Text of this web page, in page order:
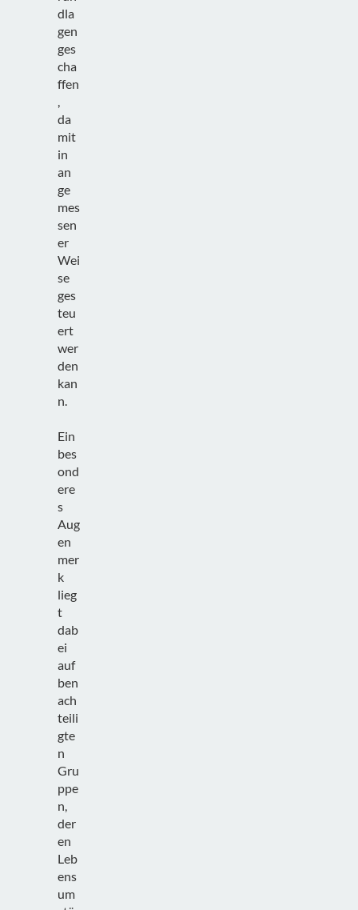
dla
gen
ges
cha
ffen
,
da
mit
in
an
ge
mes
sen
er
Wei
se
ges
teu
ert
wer
den
kan
n.
Ein
bes
ond
ere
s
Aug
en
mer
k
lieg
t
dab
ei
auf
ben
ach
teili
gte
n
Gru
ppe
n,
der
en
Leb
ens
um